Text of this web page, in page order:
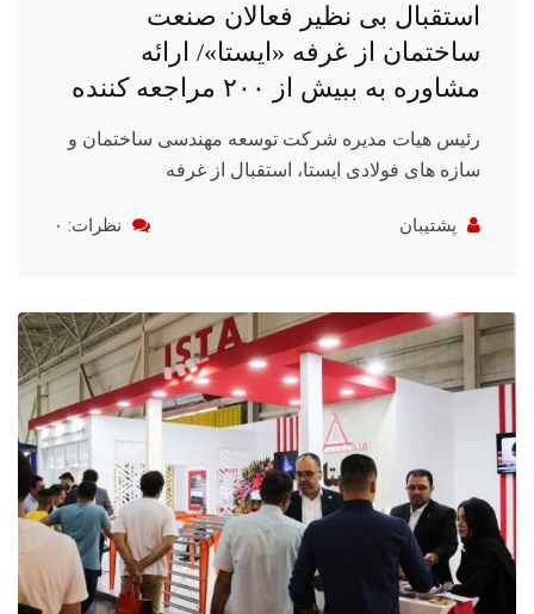
استقبال بی نظیر فعالان صنعت
ساختمان از غرفه «ایستا»/ ارائه
مشاوره به ببیش از ۲۰۰ مراجعه کننده
رئیس هیات مدیره شرکت توسعه مهندسی ساختمان و
سازه های فولادی ایستا، استقبال از غرفه
پشتیبان نظرات: ۰